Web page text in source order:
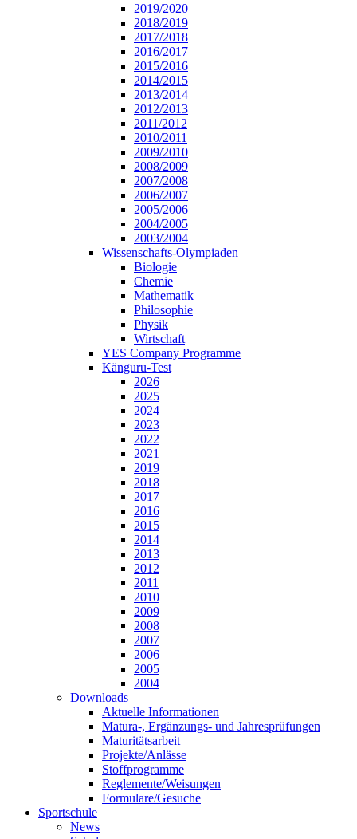
2019/2020
2018/2019
2017/2018
2016/2017
2015/2016
2014/2015
2013/2014
2012/2013
2011/2012
2010/2011
2009/2010
2008/2009
2007/2008
2006/2007
2005/2006
2004/2005
2003/2004
Wissenschafts-Olympiaden
Biologie
Chemie
Mathematik
Philosophie
Physik
Wirtschaft
YES Company Programme
Känguru-Test
2026
2025
2024
2023
2022
2021
2019
2018
2017
2016
2015
2014
2013
2012
2011
2010
2009
2008
2007
2006
2005
2004
Downloads
Aktuelle Informationen
Matura-, Ergänzungs- und Jahresprüfungen
Maturitätsarbeit
Projekte/Anlässe
Stoffprogramme
Reglemente/Weisungen
Formulare/Gesuche
Sportschule
News